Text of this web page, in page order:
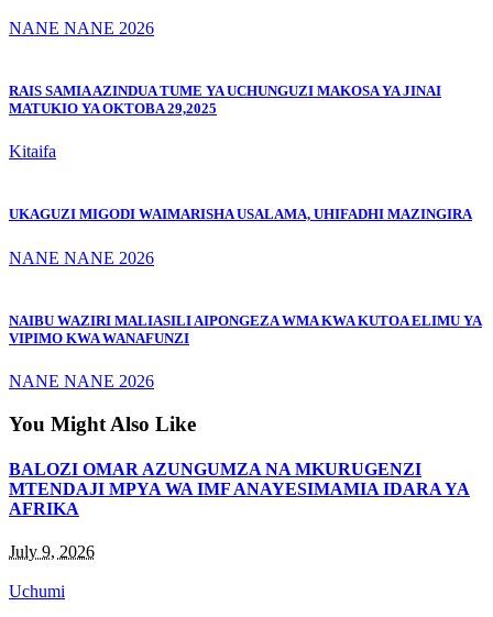
NANE NANE 2026
RAIS SAMIA AZINDUA TUME YA UCHUNGUZI MAKOSA YA JINAI
MATUKIO YA OKTOBA 29,2025
Kitaifa
UKAGUZI MIGODI WAIMARISHA USALAMA, UHIFADHI MAZINGIRA
NANE NANE 2026
NAIBU WAZIRI MALIASILI AIPONGEZA WMA KWA KUTOA ELIMU YA
VIPIMO KWA WANAFUNZI
NANE NANE 2026
You Might Also Like
BALOZI OMAR AZUNGUMZA NA MKURUGENZI
MTENDAJI MPYA WA IMF ANAYESIMAMIA IDARA YA
AFRIKA
July 9, 2026
Uchumi